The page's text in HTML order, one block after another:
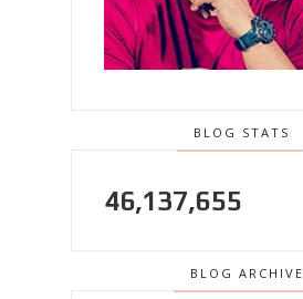
BLOG STATS
46,137,655
BLOG ARCHIVE